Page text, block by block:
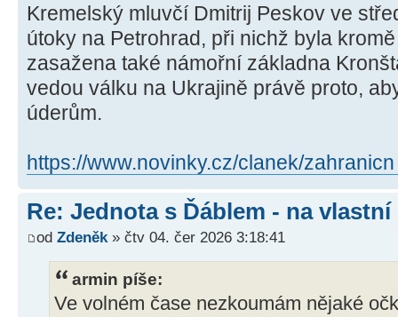
Kremelský mluvčí Dmitrij Peskov ve
útoky na Petrohrad, při nichž byla
zasažena také námořní základna
vedou válku na Ukrajině právě proto,
úderům.
https://www.novinky.cz/clanek/
Re: Jednota s Ďáblem - na
od Zdeněk» čtv 04. čer 2026 3:18:41
armin píše:
Ve volném čase nezkoumám nějaké